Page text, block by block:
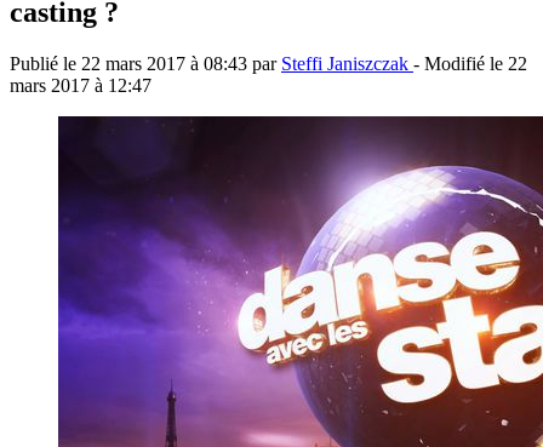
casting ?
Publié le 22 mars 2017 à 08:43 par Steffi Janiszczak - Modifié le 22
mars 2017 à 12:47